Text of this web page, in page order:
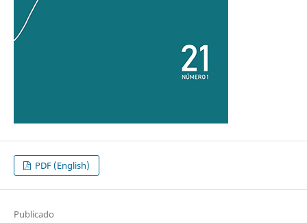
PDF (English)
Publicado